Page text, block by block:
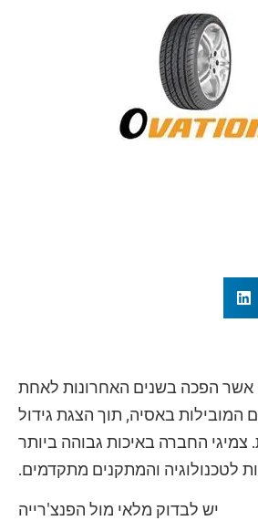
אשר הפכה בשנים האחרונות לאחת
המובילות באסיה, תוך הצגת גידול
החברה באיכות גבוהה ביותר
לטכנולוגיה והמתקנים מתקדמים.
יש לבדוק מלאי מול הפנצ'רייה